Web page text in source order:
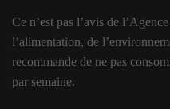
Ce n’est pas l’avis de
l’alimentation, de
recommande de ne pas
par semaine.